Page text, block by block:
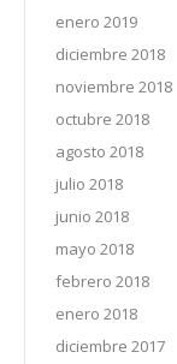
enero 2019
diciembre 2018
noviembre 2018
octubre 2018
agosto 2018
julio 2018
junio 2018
mayo 2018
febrero 2018
enero 2018
diciembre 2017